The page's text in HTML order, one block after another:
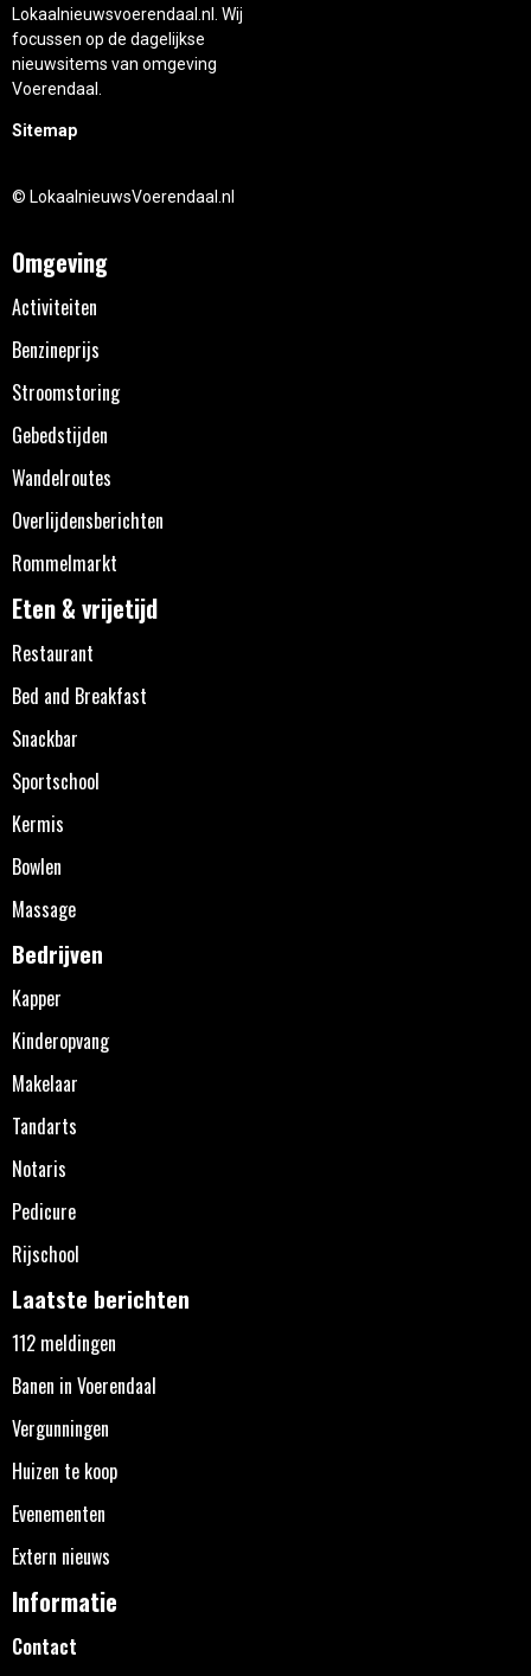
Lokaalnieuwsvoerendaal.nl. Wij
focussen op de dagelijkse
nieuwsitems van omgeving
Voerendaal.
Sitemap
© LokaalnieuwsVoerendaal.nl
Omgeving
Activiteiten
Benzineprijs
Stroomstoring
Gebedstijden
Wandelroutes
Overlijdensberichten
Rommelmarkt
Eten & vrijetijd
Restaurant
Bed and Breakfast
Snackbar
Sportschool
Kermis
Bowlen
Massage
Bedrijven
Kapper
Kinderopvang
Makelaar
Tandarts
Notaris
Pedicure
Rijschool
Laatste berichten
112 meldingen
Banen in Voerendaal
Vergunningen
Huizen te koop
Evenementen
Extern nieuws
Informatie
Contact